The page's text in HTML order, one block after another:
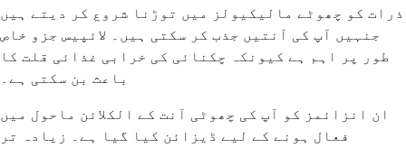
ذرات کو چھوٹے مالیکیولز میں توڑنا شروع کر دیتے ہیں
جنہیں آپ کی آنتیں جذب کر سکتی ہیں۔ لائپیس جزو خاص
طور پر اہم ہے کیونکہ چکنائی کی خرابی غذائی قلت کا
باعث بن سکتی ہے۔
ان انزائمز کو آپ کی چھوٹی آنت کے الکلائن ماحول میں
فعال ہونے کے لیے ڈیزائن کیا گیا ہے۔ زیادہ تر